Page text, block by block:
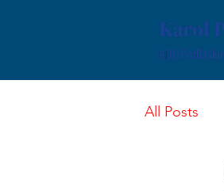
All Posts